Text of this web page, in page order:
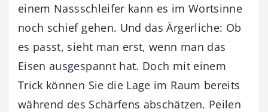
einem Nassschleifer kann es im Wortsinne
noch schief gehen. Und das Ärgerliche: Ob
es passt, sieht man erst, wenn man das
Eisen ausgespannt hat. Doch mit einem
Trick können Sie die Lage im Raum bereits
während des Schärfens abschätzen. Peilen